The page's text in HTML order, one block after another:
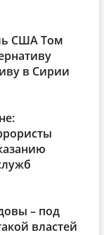
США Том
в Сирии
– под
властей